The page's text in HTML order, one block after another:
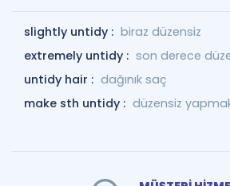
slightly untidy : biraz düzensiz
extremely untidy : son derece
untidy hair : dağınık saç
make sth untidy : düzensiz